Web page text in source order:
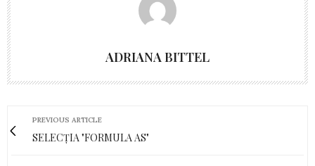
ADRIANA BITTEL
PREVIOUS ARTICLE
SELECȚIA "FORMULA AS"